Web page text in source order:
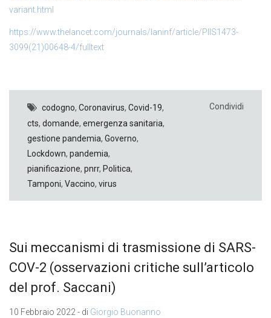
variant.html
https://www.thelancet.com/journals/laninf/article/PIIS1473-
3099(21)00648-4/fulltext
codogno, Coronavirus, Covid-19,
cts, domande, emergenza sanitaria,
gestione pandemia, Governo,
Lockdown, pandemia,
pianificazione, pnrr, Politica,
Tamponi, Vaccino, virus
Condividi
Sui meccanismi di trasmissione di SARS-
COV-2 (osservazioni critiche sull’articolo
del prof. Saccani)
10 Febbraio 2022 - di Giorgio Buonanno